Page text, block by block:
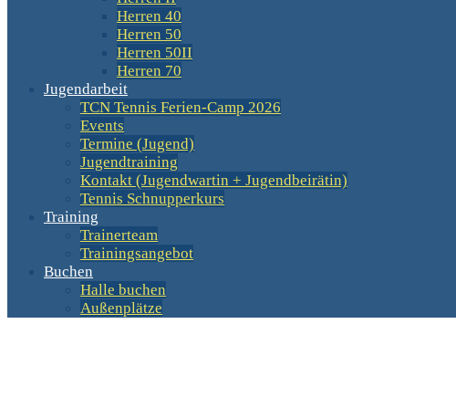
Herren 40
Herren 50
Herren 50II
Herren 70
Jugendarbeit
TCN Tennis Ferien-Camp 2026
Events
Termine (Jugend)
Jugendtraining
Kontakt (Jugendwartin + Jugendbeirätin)
Tennis Schnupperkurs
Training
Trainerteam
Trainingsangebot
Buchen
Halle buchen
Außenplätze